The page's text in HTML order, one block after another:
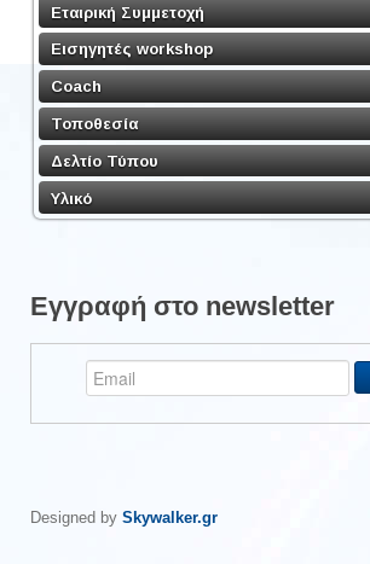
Εταιρική Συμμετοχή
Εισηγητές workshop
Coach
Τοποθεσία
Δελτίο Τύπου
Υλικό
Εγγραφή στο newsletter
Designed by Skywalker.gr